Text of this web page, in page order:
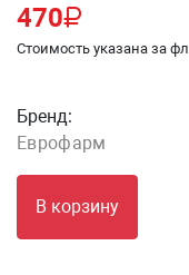
470
Стоимость указана за фл
Бренд:
Еврофарм
В корзину